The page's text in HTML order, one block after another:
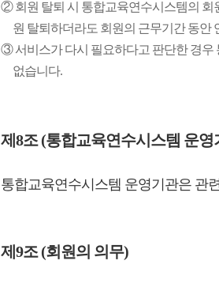
② 회원 탈퇴 시 통합교육연수시스템의 회
원 탈퇴하더라도 회원의 근무기간 동안
③ 서비스가 다시 필요하다고 판단한 경우
없습니다.
제8조 (통합교육연수시스템 운영
통합교육연수시스템 운영기관은 관
제9조 (회원의 의무)